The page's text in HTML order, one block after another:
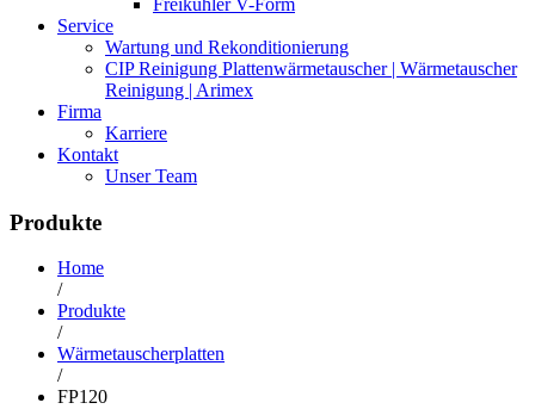
Freikühler V-Form
Service
Wartung und Rekonditionierung
CIP Reinigung Plattenwärmetauscher | Wärmetauscher
Reinigung | Arimex
Firma
Karriere
Kontakt
Unser Team
Produkte
Home
/
Produkte
/
Wärmetauscherplatten
/
FP120